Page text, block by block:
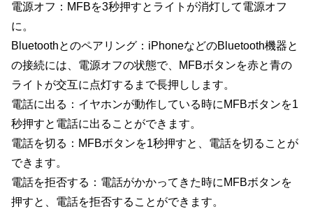
電源オフ：MFBを3秒押すとライトが消灯して電源オフ
に。
Bluetoothとのペアリング：iPhoneなどのBluetooth機器と
の接続には、電源オフの状態で、MFBボタンを赤と青の
ライトが交互に点灯するまで長押しします。
電話に出る：イヤホンが動作している時にMFBボタンを1
秒押すと電話に出ることができます。
電話を切る：MFBボタンを1秒押すと、電話を切ることが
できます。
電話を拒否する：電話がかかってきた時にMFBボタンを
押すと、電話を拒否することができます。